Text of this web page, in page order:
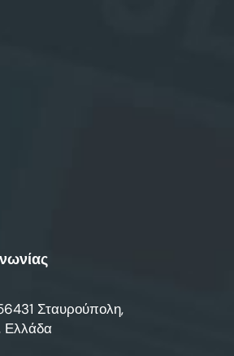
Σταυρούπολη,
Ελλάδα